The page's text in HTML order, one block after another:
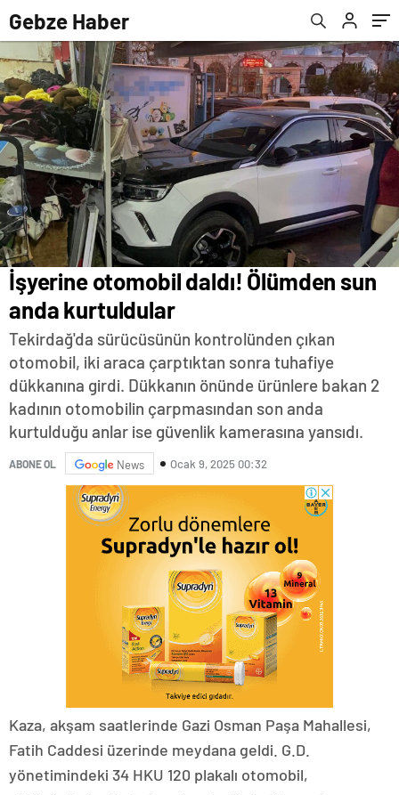
Gebze Haber
İşyerine otomobil daldı! Ölümden sun
anda kurtuldular
Tekirdağ'da sürücüsünün kontrolünden çıkan
otomobil, iki araca çarptıktan sonra tuhafiye
dükkanına girdi. Dükkanın önünde ürünlere bakan 2
kadının otomobilin çarpmasından son anda
kurtulduğu anlar ise güvenlik kamerasına yansıdı.
ABONE OL News Ocak 9, 2025 00:32
Kaza, akşam saatlerinde Gazi Osman Paşa Mahallesi,
Fatih Caddesi üzerinde meydana geldi. G.D.
yönetimindeki 34 HKU 120 plakalı otomobil,